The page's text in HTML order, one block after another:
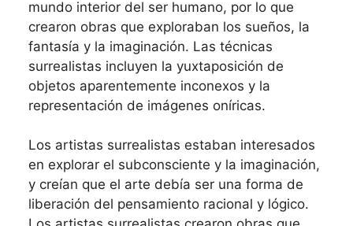
mundo interior del ser humano, por lo que
crearon obras que exploraban los sueños, la
fantasía y la imaginación. Las técnicas
surrealistas incluyen la yuxtaposición de
objetos aparentemente inconexos y la
representación de imágenes oníricas.
Los artistas surrealistas estaban interesados
en explorar el subconsciente y la imaginación,
y creían que el arte debía ser una forma de
liberación del pensamiento racional y lógico.